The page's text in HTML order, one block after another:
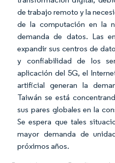
de trabajo remoto y la
de la computación en la
demanda de datos. Las
expandir sus centros de
y confiabilidad de los
aplicación del 5G, el
artificial generan la
Taiwán se está
sus pares globales en la
Se espera que tales
mayor demanda de
próximos años.